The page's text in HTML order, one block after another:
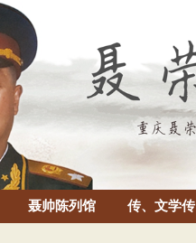
聂帅陈列馆 传、文学传